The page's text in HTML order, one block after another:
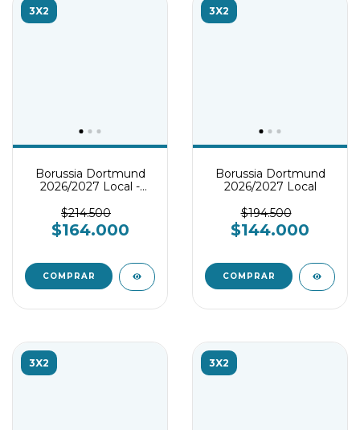
3X2
Borussia Dortmund
2026/2027 Local -
$214.500
$164.000
COMPRAR
3X2
Borussia Dortmund
2026/2027 Local
$194.500
$144.000
COMPRAR
3X2 3X2